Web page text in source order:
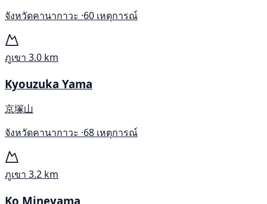
จังหวัดคานากาวะ ·60 เหตุการณ์
ภูเขา 3.0 km
Kyouzuka Yama
京塚山
จังหวัดคานากาวะ ·68 เหตุการณ์
ภูเขา 3.2 km
Ko Mineyama